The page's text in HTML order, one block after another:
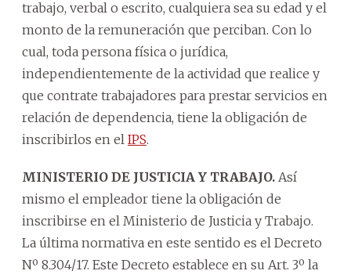
trabajo, verbal o escrito, cualquiera sea su edad y el
monto de la remuneración que perciban. Con lo
cual, toda persona física o jurídica,
independientemente de la actividad que realice y
que contrate trabajadores para prestar servicios en
relación de dependencia, tiene la obligación de
inscribirlos en el IPS.
MINISTERIO DE JUSTICIA Y TRABAJO. Así
mismo el empleador tiene la obligación de
inscribirse en el Ministerio de Justicia y Trabajo.
La última normativa en este sentido es el Decreto
Nº 8.304/17. Este Decreto establece en su Art. 3º la